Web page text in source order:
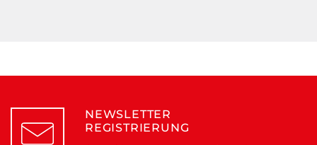
NEWSLETTER
REGISTRIERUNG